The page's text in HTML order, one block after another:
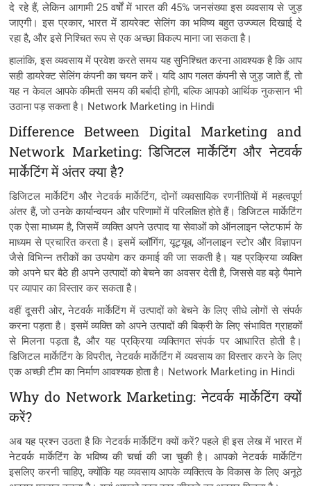
दे रहे हैं, लेकिन आगामी 25 वर्षों में भारत की 45% जनसंख्या इस व्यवसाय से जुड़
जाएगी। इस प्रकार, भारत में डायरेक्ट सेलिंग का भविष्य बहुत उज्ज्वल दिखाई दे
रहा है, और इसे निश्चित रूप से एक अच्छा विकल्प माना जा सकता है।
हालांकि, इस व्यवसाय में प्रवेश करते समय यह सुनिश्चित करना आवश्यक है कि आप
सही डायरेक्ट सेलिंग कंपनी का चयन करें। यदि आप गलत कंपनी से जुड़ जाते हैं, तो
यह न केवल आपके कीमती समय की बर्बादी होगी, बल्कि आपको आर्थिक नुकसान भी
उठाना पड़ सकता है। Network Marketing in Hindi
Difference Between Digital Marketing and
Network Marketing: डिजिटल मार्केटिंग और नेटवर्क
मार्केटिंग में अंतर क्या है?
डिजिटल मार्केटिंग और नेटवर्क मार्केटिंग, दोनों व्यवसायिक रणनीतियों में महत्वपूर्ण
अंतर हैं, जो उनके कार्यान्वयन और परिणामों में परिलक्षित होते हैं। डिजिटल मार्केटिंग
एक ऐसा माध्यम है, जिसमें व्यक्ति अपने उत्पाद या सेवाओं को ऑनलाइन प्लेटफार्म के
माध्यम से प्रचारित करता है। इसमें ब्लॉगिंग, यूट्यूब, ऑनलाइन स्टोर और विज्ञापन
जैसे विभिन्न तरीकों का उपयोग कर कमाई की जा सकती है। यह प्रक्रिया व्यक्ति
को अपने घर बैठे ही अपने उत्पादों को बेचने का अवसर देती है, जिससे वह बड़े पैमाने
पर व्यापार का विस्तार कर सकता है।
वहीं दूसरी ओर, नेटवर्क मार्केटिंग में उत्पादों को बेचने के लिए सीधे लोगों से संपर्क
करना पड़ता है। इसमें व्यक्ति को अपने उत्पादों की बिक्री के लिए संभावित ग्राहकों
से मिलना पड़ता है, और यह प्रक्रिया व्यक्तिगत संपर्क पर आधारित होती है।
डिजिटल मार्केटिंग के विपरीत, नेटवर्क मार्केटिंग में व्यवसाय का विस्तार करने के लिए
एक अच्छी टीम का निर्माण आवश्यक होता है। Network Marketing in Hindi
Why do Network Marketing: नेटवर्क मार्केटिंग क्यों
करें?
अब यह प्रश्न उठता है कि नेटवर्क मार्केटिंग क्यों करें? पहले ही इस लेख में भारत में
नेटवर्क मार्केटिंग के भविष्य की चर्चा की जा चुकी है। आपको नेटवर्क मार्केटिंग
इसलिए करनी चाहिए, क्योंकि यह व्यवसाय आपके व्यक्तित्व के विकास के लिए अनूठे